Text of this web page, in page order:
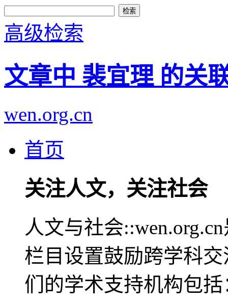
高级检索
文章中 裴宜理 的关
wen.org.cn
首页
关注人文，关注社会
人文与社会
栏目设置鼓励跨学科
们的学术支持机构包